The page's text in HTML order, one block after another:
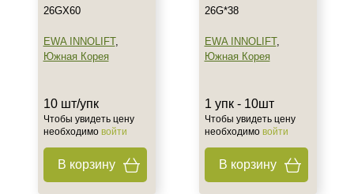
26GX60
EWA INNOLIFT,
Южная Корея
10 шт/упк
Чтобы увидеть цену
необходимо войти
В корзину
26G*38
EWA INNOLIFT,
Южная Корея
1 упк - 10шт
Чтобы увидеть цену
необходимо войти
В корзину